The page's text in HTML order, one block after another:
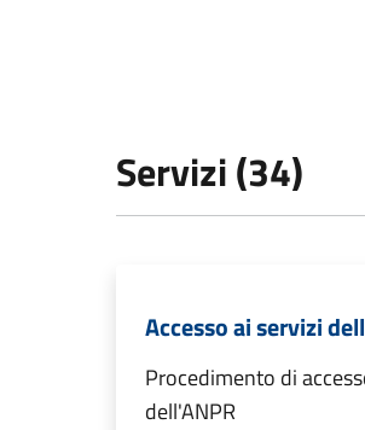
Servizi (34)
Accesso ai servizi
Procedimento di
dell'ANPR